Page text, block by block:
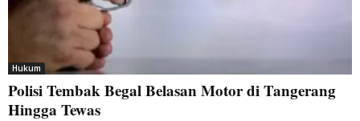
Hukum
Polisi Tembak Begal Belasan Motor di Tangerang
Hingga Tewas